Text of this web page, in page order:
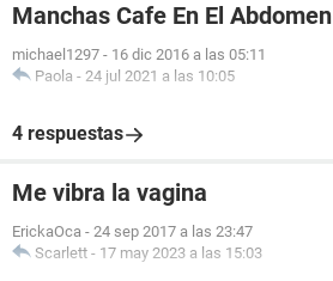
Manchas Cafe En El Abdomen
michael1297 - 16 dic 2016 a las 05:11
Paola - 24 jul 2021 a las 10:05
4 respuestas
Me vibra la vagina
ErickaOca - 24 sep 2017 a las 23:47
Scarlett - 17 may 2023 a las 15:03